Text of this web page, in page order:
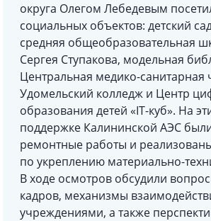
округа Олегом Лебедевым
социальных объектов: детский
средняя общеобразовательная
Сергея Ступакова, модельная
Центральная медико-санитарная
Удомельский колледж и Центр
образования детей «IT-куб». На
поддержке Калининской АЭС
ремонтные работы и
по укреплению материально-
В ходе осмотров обсудили
кадров, механизмы
учреждениями, а также